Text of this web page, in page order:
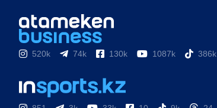
520k 74k 130k 1087k 386k